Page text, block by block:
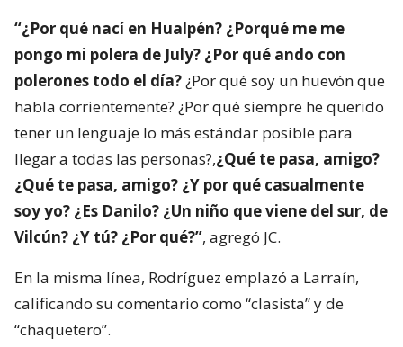
“¿Por qué nací en Hualpén? ¿Porqué me me
pongo mi polera de July? ¿Por qué ando con
polerones todo el día?¿Por qué soy un huevón que
habla corrientemente? ¿Por qué siempre he querido
tener un lenguaje lo más estándar posible para
llegar a todas las personas?,¿Qué te pasa, amigo?
¿Qué te pasa, amigo? ¿Y por qué casualmente
soy yo? ¿Es Danilo? ¿Un niño que viene del sur, de
Vilcún? ¿Y tú? ¿Por qué?”, agregó JC.
En la misma línea, Rodríguez emplazó a Larraín,
calificando su comentario como “clasista” y de
“chaquetero”.